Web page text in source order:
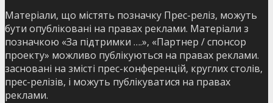
Матеріали, що містять позначку Прес-реліз, можуть
бути опубліковані на правах реклами. Матеріали з
позначкою «За підтримки ….», «Партнер / спонсор
проекту» можливо публікуються на правах реклами.
засновані на змісті прес-конференцій, круглих столів,
прес-релізів, і можуть публікуватися на правах
реклами.